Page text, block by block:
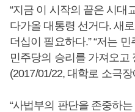
“지금 이 시작의 끝은 시대
다가올 대통령 선거다. 새
더십이 필요하다.” “저는
민주당의 승리를 가져오고
(2017/01/22, 대학로 소극
“사법부의 판단을 존중하